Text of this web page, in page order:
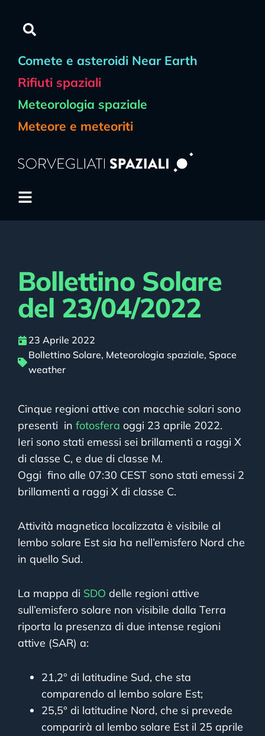
Comete e asteroidi Near Earth
Rifiuti spaziali
Meteorologia spaziale
Meteore e meteoriti
Bollettino Solare
del 23/04/2022
23 Aprile 2022
Bollettino Solare, Meteorologia spaziale, Space
weather
Cinque regioni attive con macchie solari sono
presenti in fotosfera oggi 23 aprile 2022.
Ieri sono stati emessi sei brillamenti a raggi X
di classe C, e due di classe M.
Oggi fino alle 07:30 CEST sono stati emessi 2
brillamenti a raggi X di classe C.
Attività magnetica localizzata è visibile al
lembo solare Est sia ha nell’emisfero Nord che
in quello Sud.
La mappa di SDO delle regioni attive
sull’emisfero solare non visibile dalla Terra
riporta la presenza di due intense regioni
attive (SAR) a:
21,2° di latitudine Sud, che sta
comparendo al lembo solare Est;
25,5° di latitudine Nord, che si prevede
comparirà al lembo solare Est il 25 aprile